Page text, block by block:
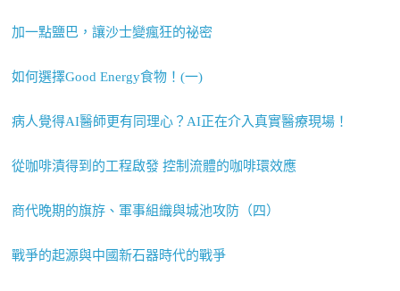
加一點鹽巴，讓沙士變瘋狂的祕密
如何選擇Good Energy食物！(一)
病人覺得AI醫師更有同理心？AI正在介入真實醫療現場！
從咖啡漬得到的工程啟發 控制流體的咖啡環效應
商代晚期的旗斿、軍事組織與城池攻防（四）
戰爭的起源與中國新石器時代的戰爭